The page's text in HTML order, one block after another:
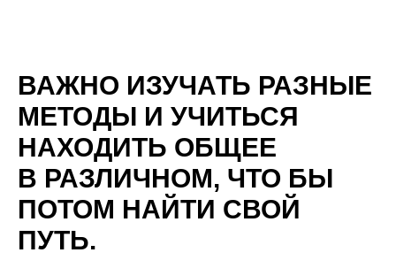
ВАЖНО ИЗУЧАТЬ РАЗНЫЕ
МЕТОДЫ И УЧИТЬСЯ
НАХОДИТЬ ОБЩЕЕ
В РАЗЛИЧНОМ, ЧТО БЫ
ПОТОМ НАЙТИ СВОЙ
ПУТЬ.